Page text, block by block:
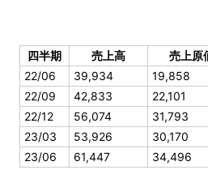
四半期 売上高 売上原
22/06
39,934 19,858
22/09
42,833 22,101
22/12
56,074 31,793
23/03
53,926 30,170
23/06
61,447 34,496